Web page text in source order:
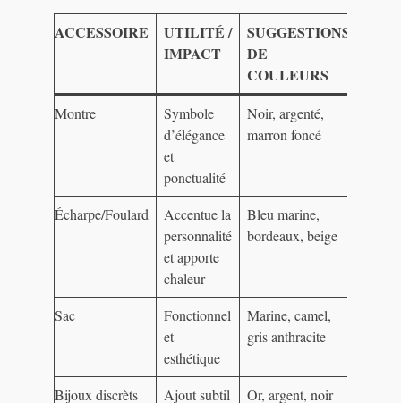
ACCESSOIRE
UTILITÉ /
IMPACT
SUGGESTIONS
DE
COULEURS
Montre
Symbole
d’élégance
et
ponctualité
Noir, argenté,
marron foncé
Écharpe/Foulard
Accentue la
personnalité
et apporte
chaleur
Bleu marine,
bordeaux, beige
Sac
Fonctionnel
et
esthétique
Marine, camel,
gris anthracite
Bijoux discrèts
Ajout subtil
Or, argent, noir